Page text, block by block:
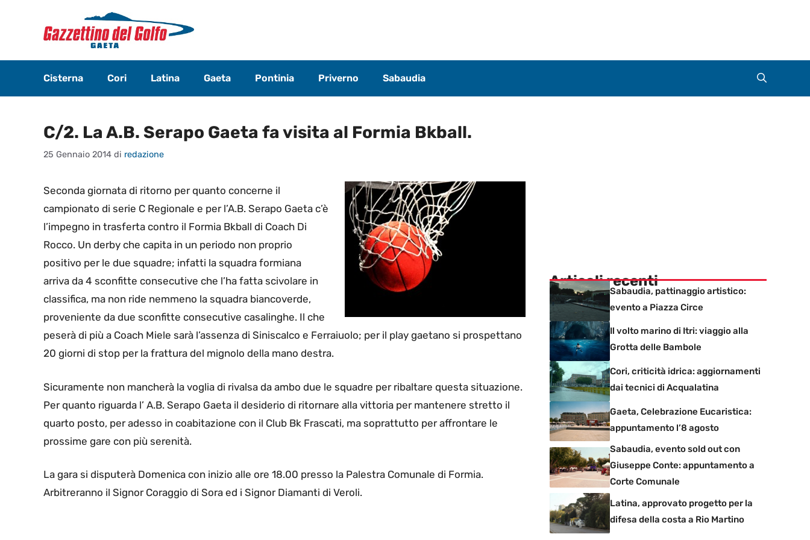
contenuto
Cisterna Cori Latina Gaeta Pontinia Priverno Sabaudia
C/2. La A.B. Serapo Gaeta fa visita al Formia Bkball.
25 Gennaio 2014 di redazione
Seconda giornata di ritorno per quanto concerne il
campionato di serie C Regionale e per l’A.B. Serapo Gaeta c’è
l’impegno in trasferta contro il Formia Bkball di Coach Di
Rocco. Un derby che capita in un periodo non proprio
positivo per le due squadre; infatti la squadra formiana
arriva da 4 sconfitte consecutive che l’ha fatta scivolare in
classifica, ma non ride nemmeno la squadra biancoverde,
proveniente da due sconfitte consecutive casalinghe. Il che
peserà di più a Coach Miele sarà l’assenza di Siniscalco e Ferraiuolo; per il play gaetano si prospettano
20 giorni di stop per la frattura del mignolo della mano destra.
Sicuramente non mancherà la voglia di rivalsa da ambo due le squadre per ribaltare questa situazione.
Per quanto riguarda l’ A.B. Serapo Gaeta il desiderio di ritornare alla vittoria per mantenere stretto il
quarto posto, per adesso in coabitazione con il Club Bk Frascati, ma soprattutto per affrontare le
prossime gare con più serenità.
La gara si disputerà Domenica con inizio alle ore 18.00 presso la Palestra Comunale di Formia.
Arbitreranno il Signor Coraggio di Sora ed i Signor Diamanti di Veroli.
Articoli recenti
Sabaudia, pattinaggio artistico:
evento a Piazza Circe
Il volto marino di Itri: viaggio alla
Grotta delle Bambole
Cori, criticità idrica: aggiornamenti
dai tecnici di Acqualatina
Gaeta, Celebrazione Eucaristica:
appuntamento l’8 agosto
Sabaudia, evento sold out con
Giuseppe Conte: appuntamento a
Corte Comunale
Latina, approvato progetto per la
difesa della costa a Rio Martino